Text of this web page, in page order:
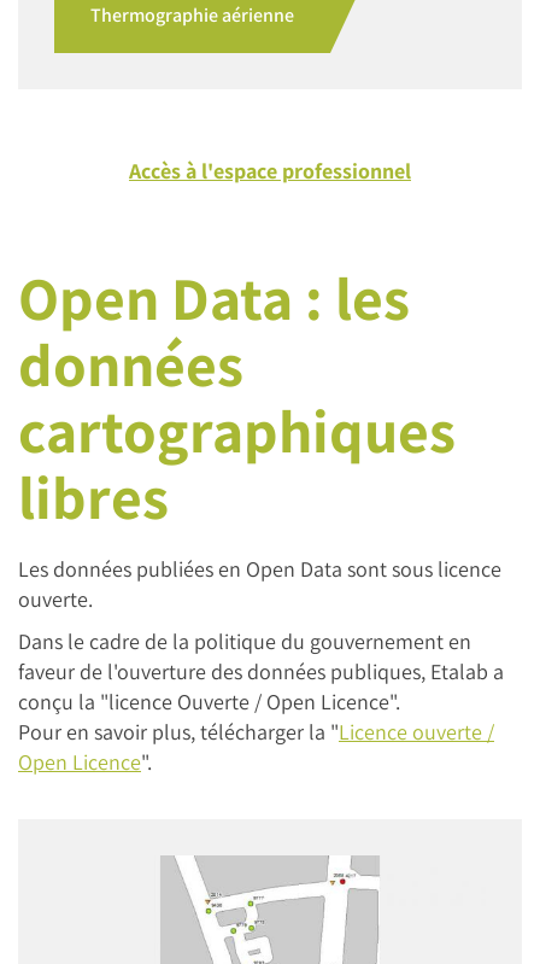
Thermographie aérienne
Accès à l'espace professionnel
Open Data : les
données
cartographiques
libres
Les données publiées en Open Data sont sous licence
ouverte.
Dans le cadre de la politique du gouvernement en
faveur de l'ouverture des données publiques, Etalab a
conçu la "licence Ouverte / Open Licence".
Pour en savoir plus, télécharger la "Licence ouverte /
Open Licence".